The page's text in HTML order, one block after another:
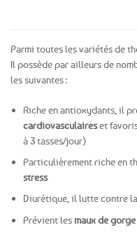
Parmi toutes les variétés de
Il possède par ailleurs de
les suivantes :
Riche en antioxydants, il
cardiovasculaireset
à 3 tasses/jour)
Particulièrement riche en
stress
Diurétique, il lutte contre
Prévient les maux de gorge